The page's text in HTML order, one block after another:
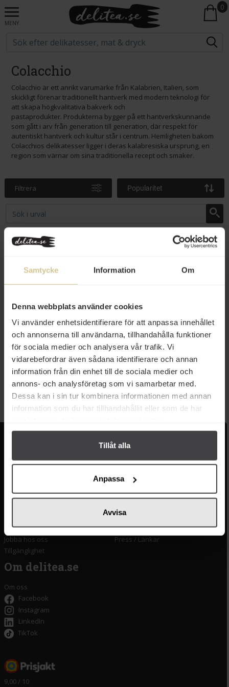
Samtycke Information Om
Denna webbplats använder cookies
Vi använder enhetsidentifierare för att anpassa innehållet
och annonserna till användarna, tillhandahålla funktioner
för sociala medier och analysera vår trafik. Vi
vidarebefordrar även sådana identifierare och annan
information från din enhet till de sociala medier och
annons- och analysföretag som vi samarbetar med.
Dessa kan i sin tur kombinera informationen med annan
information som du har tillhandahållit eller som de har
Tillåt alla
Anpassa
Avvisa
MENY
0
Colacchio
Colacchio är ett anrikt varumärke från Kalabrien, Italien, som
skickligt förenar traditionellt hantverk med modern teknologi för
att skapa högkvalitativa bakverk och
pastaprodukter. Produkterna bygger på ett hantverkskunnande
som gått i arv från generation till generation, där respekt för
autentiskt hantverk och kultur står i centrum. Hemligheten bakom
Colacchios delikatesser ligger i deras kalabresiska ursprung, en
region som värnar om sina traditionella recept och smaker.
Filtrera Popularitet
56 kr
Colacchio Treccine Grissini Lök
& Oliver 300g
Köp
56 kr
Colacchio Treccine Grissini
Potatis & Rosmarin 300g
Köp
Kontakta oss
Betalning
Cookieinställningar
Jobba hos oss
Tillgänglighet
Populära länkar
Monin
Pasta
Olivolja
Oliver
Pistagekräm
Press / Länkar
Om delitea.se
Om oss
Facebook
Instagram
LinkedIn
TikTok
9,00 / 10